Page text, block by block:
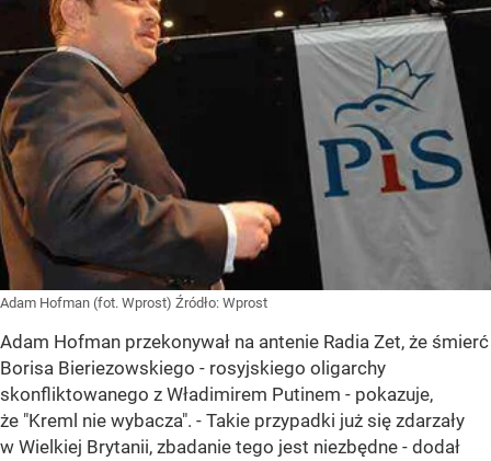
Adam Hofman (fot. Wprost) Źródło: Wprost
Adam Hofman przekonywał na antenie Radia Zet, że śmierć
Borisa Bieriezowskiego - rosyjskiego oligarchy
skonfliktowanego z Władimirem Putinem - pokazuje,
że "Kreml nie wybacza". - Takie przypadki już się zdarzały
w Wielkiej Brytanii, zbadanie tego jest niezbędne - dodał